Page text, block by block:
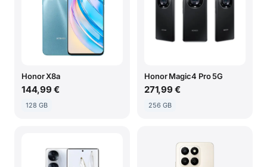
Honor X8a
144,99 €
128 GB
Honor Magic4 Pro 5G
271,99 €
256 GB